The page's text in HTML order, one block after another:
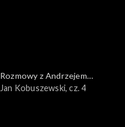
Rozmowy z Andrzejem
Doboszem
Jan Kobuszewski, cz. 4